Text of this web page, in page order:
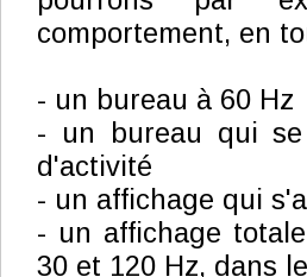
comportement, en
- un bureau à 60 Hz
- un bureau qui
d'activité
- un affichage qui
- un affichage
30 et 120 Hz, dans